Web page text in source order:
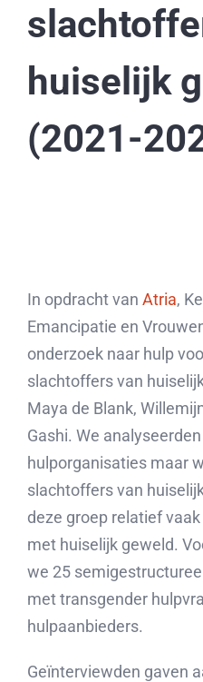
huiselijk
(2021-
In opdracht van Atria,
Emancipatie en
onderzoek naar hulp
slachtoffers van
Maya de Blank,
Gashi. We
hulporganisaties maar
slachtoffers van
deze groep relatief
met huiselijk geweld.
we 25
met transgender
hulpaanbieders.
Geïnterviewden gaven